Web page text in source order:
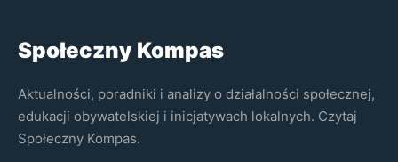
Społeczny Kompas
Aktualności, poradniki i analizy o działalności społecznej,
edukacji obywatelskiej i inicjatywach lokalnych. Czytaj
Społeczny Kompas.